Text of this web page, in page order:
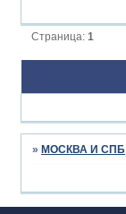
Страница:1
» МОСКВА И СПБ